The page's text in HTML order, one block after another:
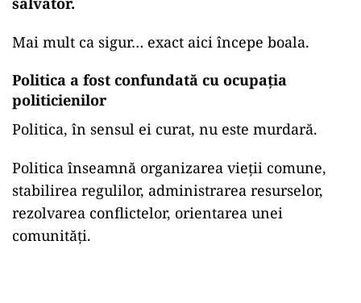
Mai mult ca sigur… exact aici începe boala.
Politica a fost confundată cu ocupația
politicienilor
Politica, în sensul ei curat, nu este murdară.
Politica înseamnă organizarea vieții comune,
stabilirea regulilor, administrarea resurselor,
rezolvarea conflictelor, orientarea unei
comunități.